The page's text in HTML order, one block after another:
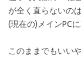
が全く直らないの
(現在の)メインPC
このままでもいい